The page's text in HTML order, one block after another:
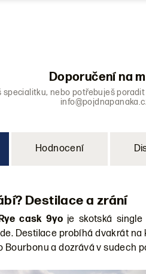
Doporučení na
specialitku, nebo potřebuješ
Hodnocení
Destilace a zrání
cask 9yoje skotská single
Destilace probíhá dvakrát
Bourbonu a dozrává v sudech